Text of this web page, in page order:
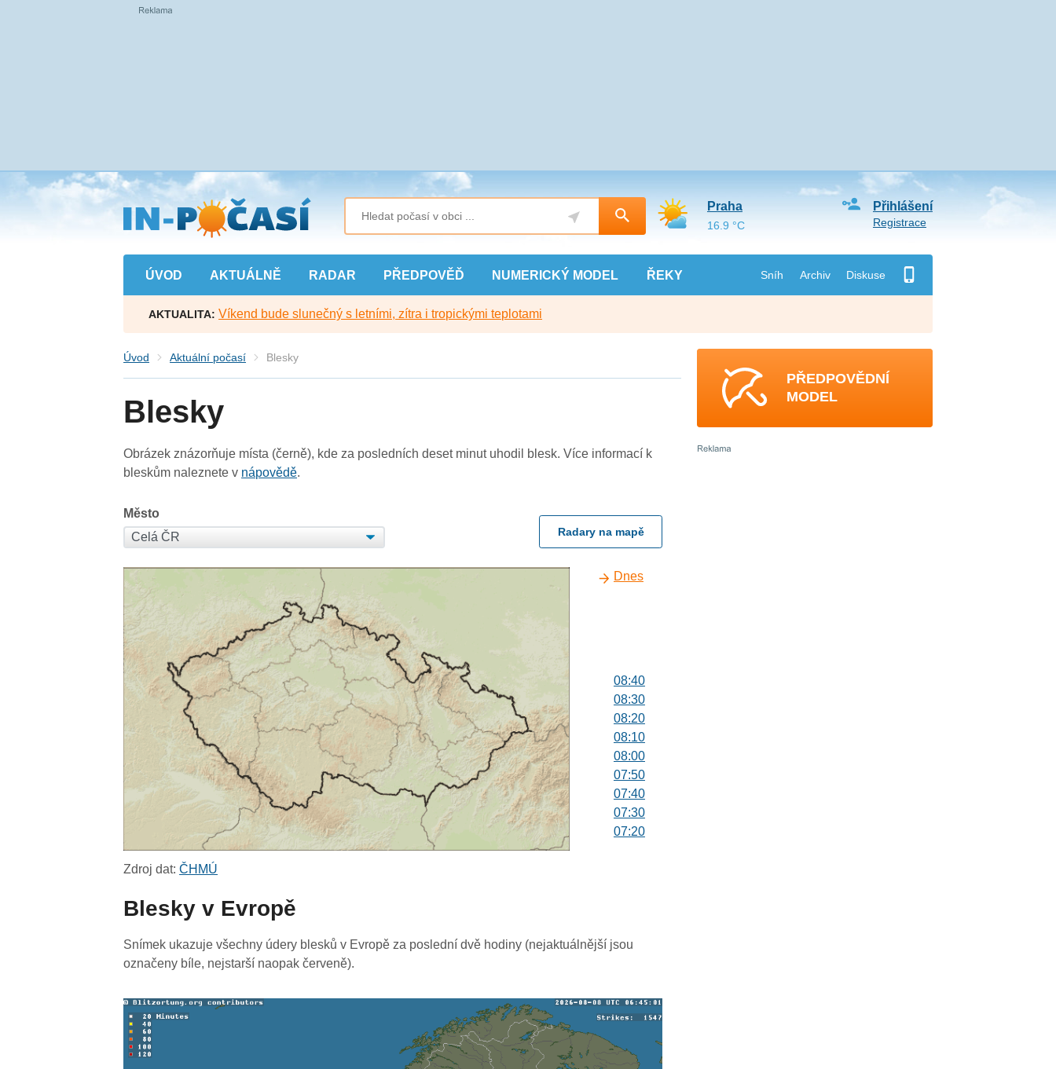
Přejít
na
hlavní
obsah
ÚVOD AKTUÁLNĚ RADAR PŘEDPOVĚĎ NUMERICKÝ MODEL ŘEKY Sníh Archiv Diskuse
Přihlášení
Registrace
Praha
16.9 °C
AKTUALITA: Víkend bude slunečný s letními, zítra i tropickými teplotami
Úvod Aktuální počasí Blesky
Blesky
Obrázek znázorňuje místa (černě), kde za posledních deset minut uhodil blesk. Více informací k
bleskům naleznete v nápovědě.
Město
Radary na mapě
Dnes
08:40
08:30
08:20
08:10
08:00
07:50
07:40
07:30
07:20
06:20
05:50
05:40
Zdroj dat:ČHMÚ
Blesky v Evropě
Snímek ukazuje všechny údery blesků v Evropě za poslední dvě hodiny (nejaktuálnější jsou
označeny bíle, nejstarší naopak červeně).
PŘEDPOVĚDNÍ
MODEL